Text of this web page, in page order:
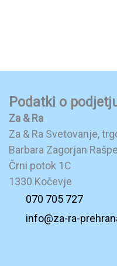
Podatki o
Za & Ra
Za & Ra Svetovanje,
Barbara Zagorjan
Črni potok 1C
1330 Kočevje
070 705 727
info@za-ra-